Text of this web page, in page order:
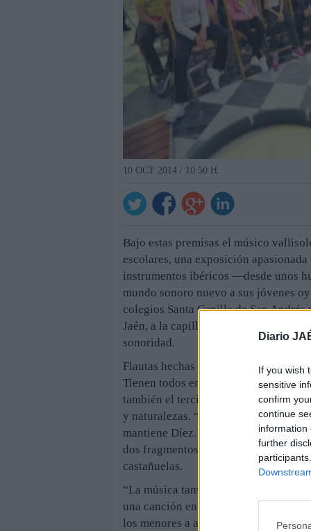
Diario
If you wish
sensitive
confirm
continue
information
further
10 OCT 2014 / 10:50 H.
Bajo estas premisas el músico
escolares, una exposición
instrumentos ibéricos —desde unos
mundo sonoro nuevo a sus jóvenes
colegios Santa Capilla de San
Jaén, a la capilla del Palacio de
sonoridad.
Flautas hechas con un hueso, dos
Tienen todos en común que son
también el tercio sur de Francia, un
y naturalezas. “A los niños siempre
mantiene Díez. Y para comprobarlo
dos fragmentos de huesos, al
castañuelas.
“La música también es vida. Ningún
una canción en su interior, aunque
los menores a apagar esos aparatos